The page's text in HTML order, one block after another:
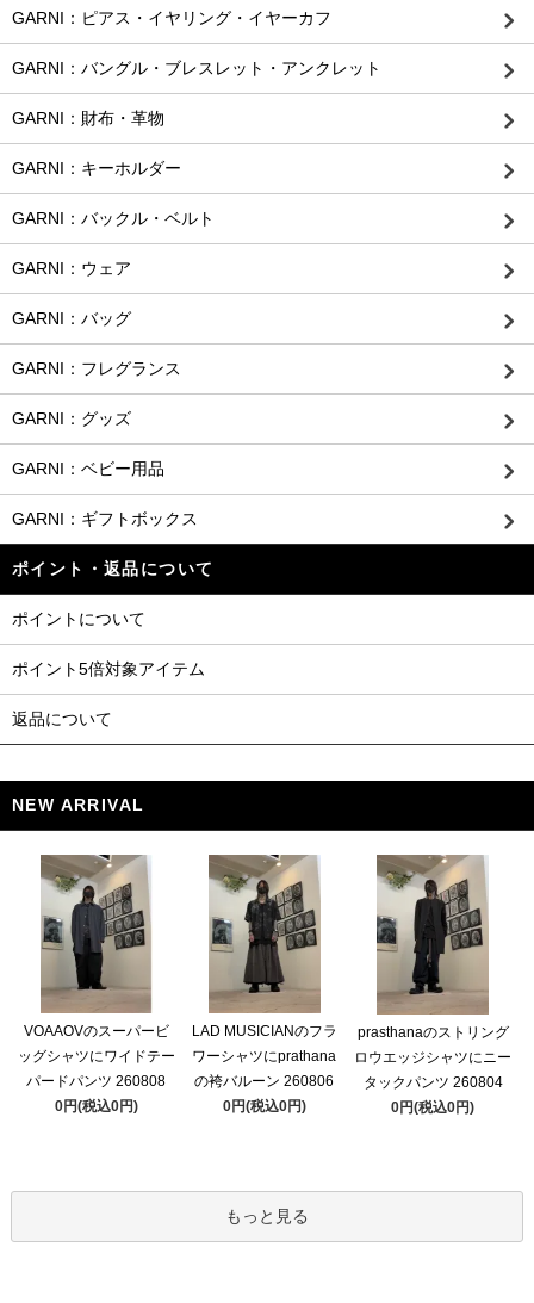
GARNI：ピアス・イヤリング・イヤーカフ
GARNI：バングル・ブレスレット・アンクレット
GARNI：財布・革物
GARNI：キーホルダー
GARNI：バックル・ベルト
GARNI：ウェア
GARNI：バッグ
GARNI：フレグランス
GARNI：グッズ
GARNI：ベビー用品
GARNI：ギフトボックス
ポイント・返品について
ポイントについて
ポイント5倍対象アイテム
返品について
NEW ARRIVAL
VOAAOVのスーパービ
ッグシャツにワイドテー
パードパンツ 260808
0円(税込0円)
LAD MUSICIANのフラ
ワーシャツにprathana
の袴バルーン 260806
0円(税込0円)
prasthanaのストリング
ロウエッジシャツにニー
タックパンツ 260804
0円(税込0円)
もっと見る